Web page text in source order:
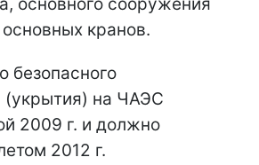
кранов.
безопасного
(укрытия) на ЧАЭС
2009 г. и должно
2012 г.